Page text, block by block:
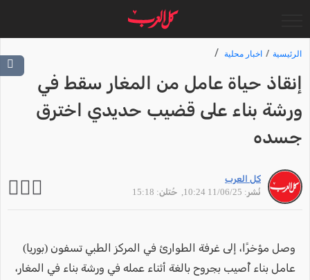
الرئيسية اخبار محلية
إنقاذ حياة عامل من المغار سقط في
ورشة بناء على قضيب حديدي اخترق
جسده
كل العرب
نُشر: 11/06/25 10:24
, حُتلن: 15:18
وصل مؤخرًا، إلى غرفة الطوارئ في المركز الطبي تسفون (بوريا)
عامل بناء أُصيب بجروح بالغة أثناء عمله في ورشة بناء في المغار،